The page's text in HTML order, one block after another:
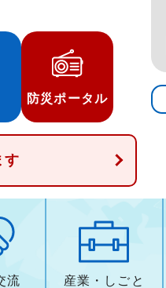
防災ポータル
す
流 産業・しごと